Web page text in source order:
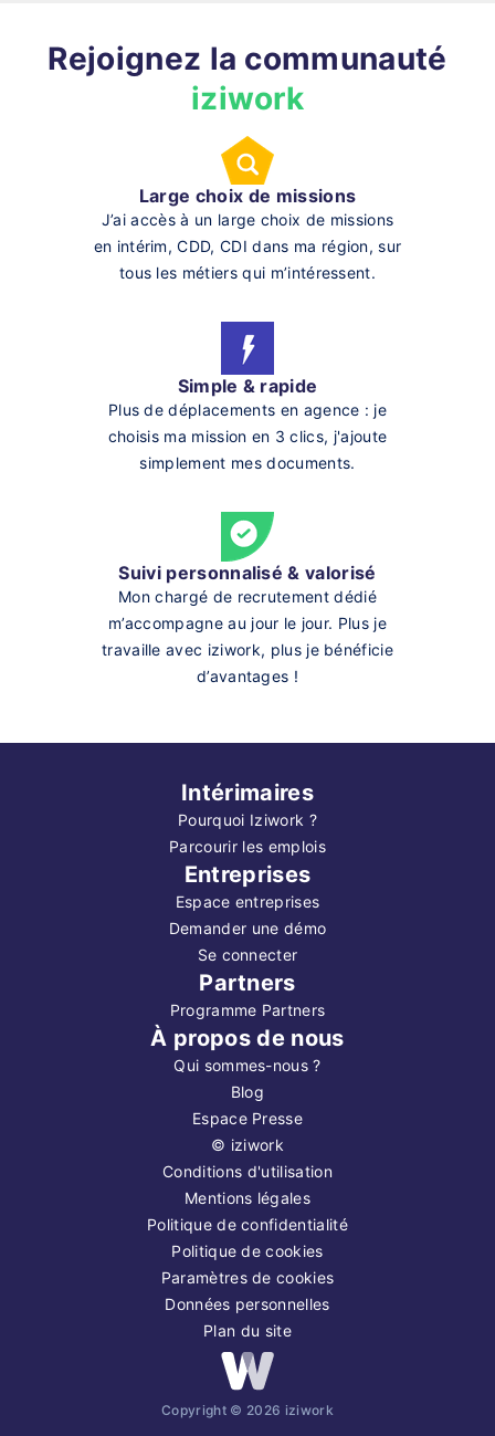
Rejoignez la communauté
iziwork
Large choix de missions
J’ai accès à un large choix de missions
en intérim, CDD, CDI dans ma région, sur
tous les métiers qui m’intéressent.
Simple & rapide
Plus de déplacements en agence : je
choisis ma mission en 3 clics, j'ajoute
simplement mes documents.
Suivi personnalisé & valorisé
Mon chargé de recrutement dédié
m’accompagne au jour le jour. Plus je
travaille avec iziwork, plus je bénéficie
d’avantages !
Intérimaires
Pourquoi Iziwork ?
Parcourir les emplois
Entreprises
Espace entreprises
Demander une démo
Se connecter
Partners
Programme Partners
À propos de nous
Qui sommes-nous ?
Blog
Espace Presse
© iziwork
Conditions d'utilisation
Mentions légales
Politique de confidentialité
Politique de cookies
Paramètres de cookies
Données personnelles
Plan du site
Copyright © 2026 iziwork